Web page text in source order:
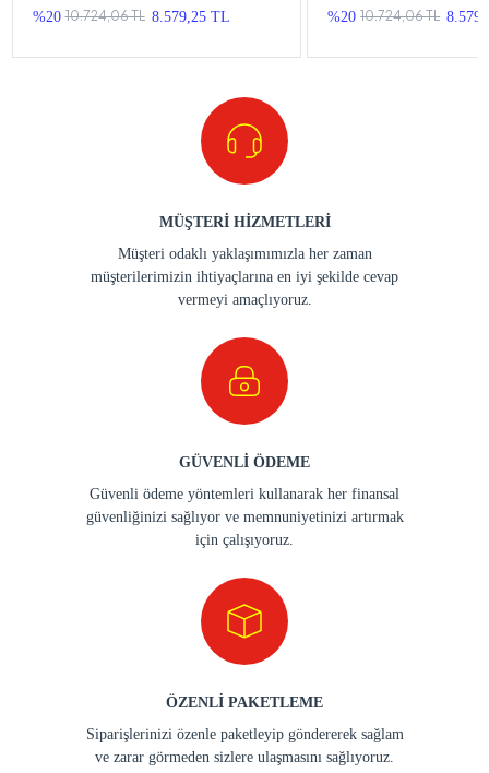
%20 10.724,06 TL 8.579,25 TL %20 10.724,06 TL
MÜŞTERİ HİZMETLERİ
Müşteri odaklı yaklaşımımızla her zaman
müşterilerimizin ihtiyaçlarına en iyi şekilde cevap
vermeyi amaçlıyoruz.
GÜVENLİ ÖDEME
Güvenli ödeme yöntemleri kullanarak her finansal
güvenliğinizi sağlıyor ve memnuniyetinizi artırmak
için çalışıyoruz.
ÖZENLİ PAKETLEME
Siparişlerinizi özenle paketleyip göndererek sağlam
ve zarar görmeden sizlere ulaşmasını sağlıyoruz.